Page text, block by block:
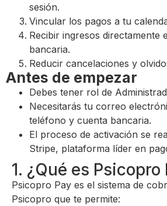
sesión.
Vincular los pagos a tu
Recibir ingresos directamente
bancaria.
Reducir cancelaciones y
Antes de empezar
Debes tener rol de
Necesitarás tu correo
teléfono y cuenta bancaria.
El proceso de activación se
Stripe, plataforma líder en
1. ¿Qué es Psicopro
Psicopro Pay es el sistema de
Psicopro que te permite: